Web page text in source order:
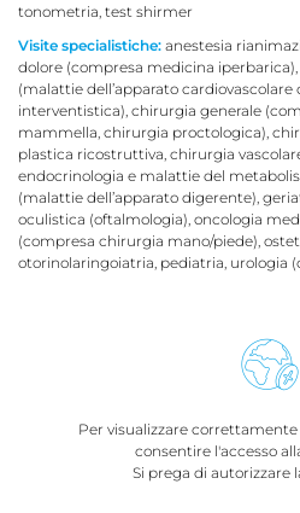
tonometria, test shirmer
Visite specialistiche: anestesia
dolore (compresa medicina
(malattie dell’apparato
interventistica), chirurgia generale
mammella, chirurgia proctologica),
plastica ricostruttiva, chirurgia
endocrinologia e malattie del
(malattie dell’apparato digerente),
oculistica (oftalmologia), oncologia
(compresa chirurgia mano/piede),
otorinolaringoiatria, pediatria, urologia
Per visualizzare
consentire l'accesso
Si prega di autorizzare